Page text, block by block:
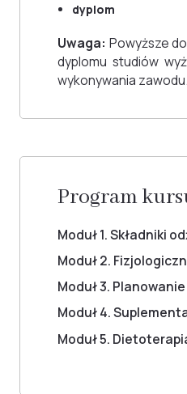
dyplom
Uwaga: Powyższe
dyplomu studiów
wykonywania zawodu.
Program
Moduł 1. Składniki
Moduł 2.
Moduł 3.
Moduł 4.
Moduł 5.